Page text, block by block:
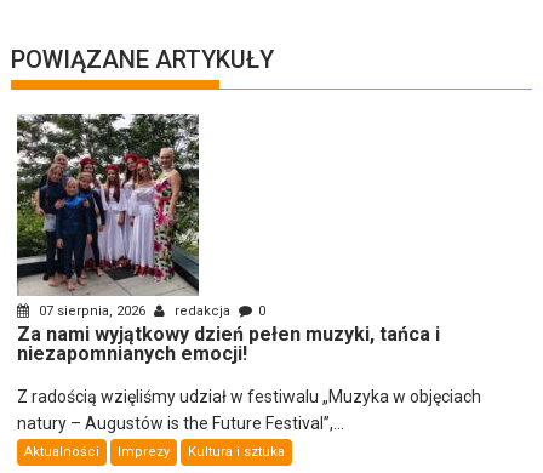
POWIĄZANE ARTYKUŁY
07 sierpnia, 2026 redakcja 0
Za nami wyjątkowy dzień pełen muzyki, tańca i
niezapomnianych emocji!
Z radością wzięliśmy udział w festiwalu „Muzyka w objęciach
natury – Augustów is the Future Festival”,...
Aktualności Imprezy Kultura i sztuka